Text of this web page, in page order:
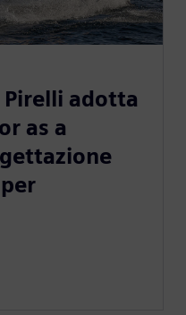
Pirelli adotta
as a